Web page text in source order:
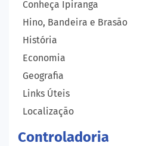
Conheça Ipiranga
Hino, Bandeira e Brasão
História
Economia
Geografia
Links Úteis
Localização
Controladoria